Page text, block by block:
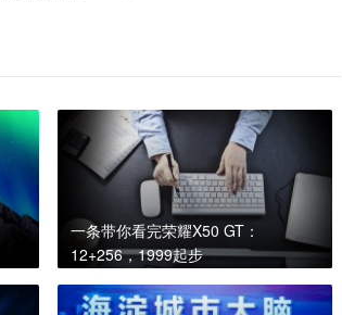
一条带你看完荣耀X50 GT：
12+256，1999起步